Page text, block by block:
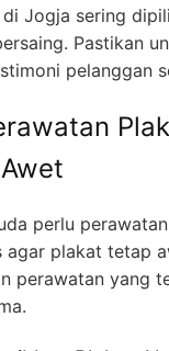
di Jogja sering
Pastikan
pelanggan
perlu
agar plakat tetap
perawatan yang